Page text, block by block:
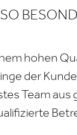
hohen
der
Team